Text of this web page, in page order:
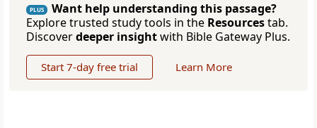
PLUS
Want help understanding this passage?
Explore trusted study tools in the Resourcestab.
Discoverdeeper insightwith Bible Gateway Plus.
Start 7-day free trial Learn More